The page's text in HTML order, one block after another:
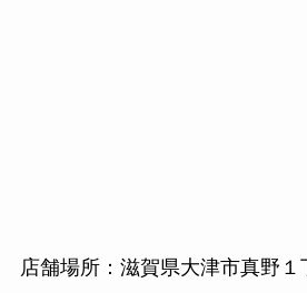
店舗場所：滋賀県大津市真野１